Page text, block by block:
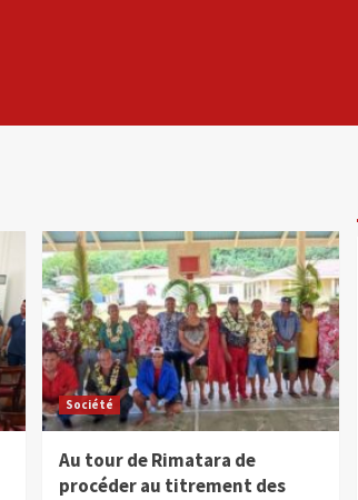
Société
Au tour de Rimatara de
procéder au titrement des